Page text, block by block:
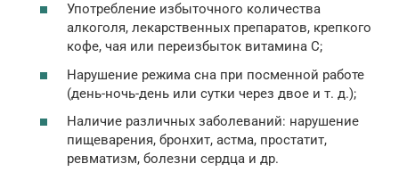
Употребление избыточного количества
алкоголя, лекарственных препаратов, крепкого
кофе, чая или переизбыток витамина С;
Нарушение режима сна при посменной работе
(день-ночь-день или сутки через двое и т. д.);
Наличие различных заболеваний: нарушение
пищеварения, бронхит, астма, простатит,
ревматизм, болезни сердца и др.